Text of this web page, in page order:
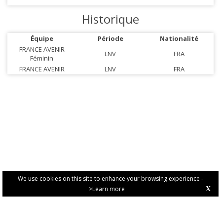
We use cookies on this site to enhance your browsing experience -
>Learn more
X
Historique
Équipe Période
Nationalité
FRANCE AVENIR
Féminin
LNV
FRA
FRANCE AVENIR
LNV FRA